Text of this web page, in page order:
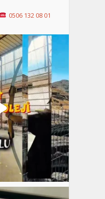
0506 132 08 01